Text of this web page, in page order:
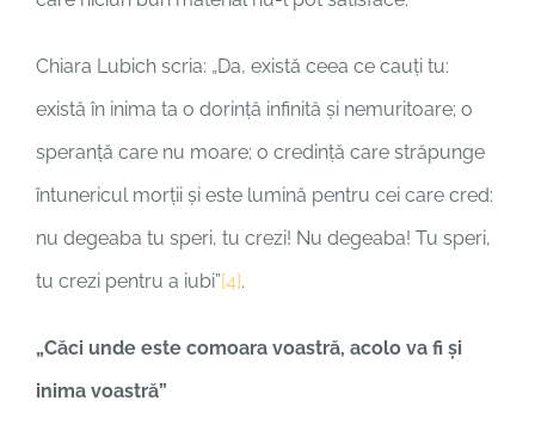
Chiara Lubich scria: „Da, există ceea ce cauți tu:
există în inima ta o dorință infinită și nemuritoare; o
speranță care nu moare; o credință care străpunge
întunericul morții și este lumină pentru cei care cred:
nu degeaba tu speri, tu crezi! Nu degeaba! Tu speri,
tu crezi pentru a iubi”[4].
„Căci unde este comoara voastră, acolo va fi şi
inima voastră”